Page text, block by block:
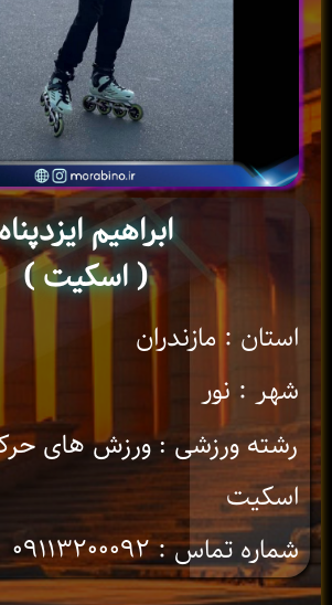
ابراهیم
( اسکیت )
استان : مازندران
شهر : نور
رشته ورزشی : ورزش های
اسکیت
شماره تماس : ۰۹۱۱۳۲۰۰۰۹۲